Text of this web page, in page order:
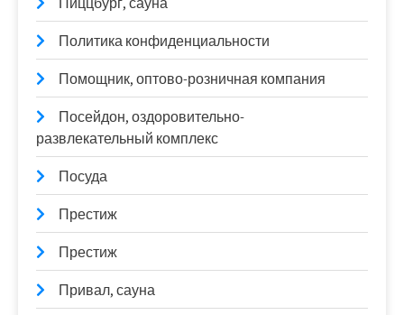
Политика конфиденциальности
Помощник, оптово-розничная компания
Посейдон, оздоровительно-
развлекательный комплекс
Посуда
Престиж
Престиж
Привал, сауна